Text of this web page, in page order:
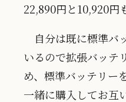
22,890円と10,920円
自分は既に標準バ
いるので拡張バッテ
め、標準バッテリー
一緒に購入してお互